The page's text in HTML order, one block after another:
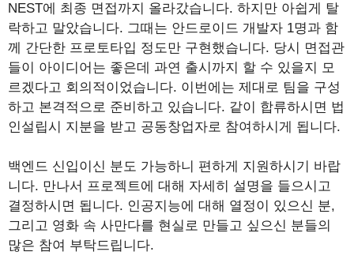
NEST에 최종 면접까지 올라갔습니다. 하지만 아쉽게 탈
락하고 말았습니다. 그때는 안드로이드 개발자 1명과 함
께 간단한 프로토타입 정도만 구현했습니다. 당시 면접관
들이 아이디어는 좋은데 과연 출시까지 할 수 있을지 모
르겠다고 회의적이었습니다. 이번에는 제대로 팀을 구성
하고 본격적으로 준비하고 있습니다. 같이 합류하시면 법
인설립시 지분을 받고 공동창업자로 참여하시게 됩니다.
백엔드 신입이신 분도 가능하니 편하게 지원하시기 바랍
니다. 만나서 프로젝트에 대해 자세히 설명을 들으시고
결정하시면 됩니다. 인공지능에 대해 열정이 있으신 분,
그리고 영화 속 사만다를 현실로 만들고 싶으신 분들의
많은 참여 부탁드립니다.